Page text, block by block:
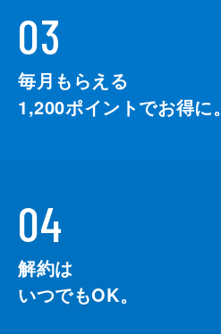
03
毎月もらえる
1,200ポイントでお得に。
04
解約は
いつでもOK。